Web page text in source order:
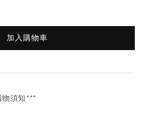
加入購物車
須知***